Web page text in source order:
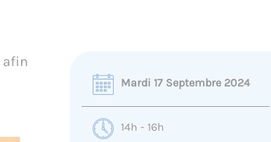
afin
Mardi 17 Septembre 2024
14h - 16h